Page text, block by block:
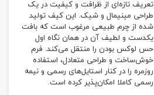
تعریف تازه‌ای از ظرافت و کیفیت در یک
طراحی مینیمال و شیک. این کیف تولید
شده از چرم طبیعی مرغوب است که بافت
یکدست و لطیف آن در همان نگاه اول
حس لوکس بودن را منتقل می‌کند. فرم
خوش‌ساخت و طراحی متعادل، استفاده
روزمره را در کنار استایل‌های رسمی و نیمه
رسمی کاملا امکان‌پذیر کرده است.